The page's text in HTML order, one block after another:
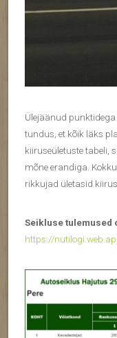
Ülejäänud
tundus, et kõik läks
kiiruseületuste tabeli,
mõne erandiga.
rikkujad ületasid
Seikluse tulemused
https://